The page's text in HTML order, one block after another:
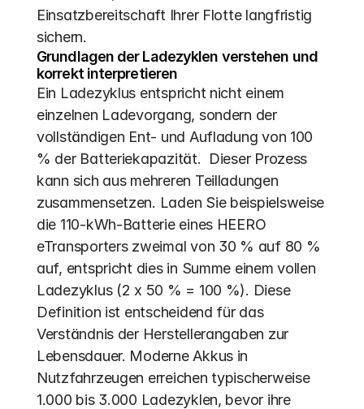
Einsatzbereitschaft Ihrer Flotte langfristig
sichern.
Grundlagen der Ladezyklen verstehen und
korrekt interpretieren
Ein Ladezyklus entspricht nicht einem
einzelnen Ladevorgang, sondern der
vollständigen Ent- und Aufladung von 100
% der Batteriekapazität.  Dieser Prozess
kann sich aus mehreren Teilladungen
zusammensetzen. Laden Sie beispielsweise
die 110-kWh-Batterie eines HEERO
eTransporters zweimal von 30 % auf 80 %
auf, entspricht dies in Summe einem vollen
Ladezyklus (2 x 50 % = 100 %). Diese
Definition ist entscheidend für das
Verständnis der Herstellerangaben zur
Lebensdauer. Moderne Akkus in
Nutzfahrzeugen erreichen typischerweise
1.000 bis 3.000 Ladezyklen, bevor ihre